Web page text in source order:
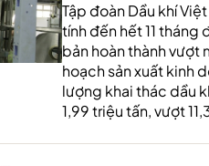
Tập đoàn Dầu khí
tính đến hết 11 tháng
bản hoàn thành vượt
hoạch sản xuất kinh
lượng khai thác dầu
1,99 triệu tấn, vượt